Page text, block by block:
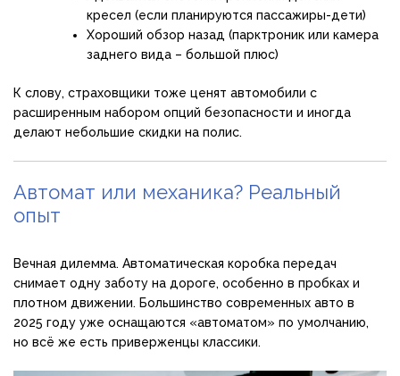
кресел (если планируются пассажиры-дети)
Хороший обзор назад (парктроник или камера
заднего вида – большой плюс)
К слову, страховщики тоже ценят автомобили с
расширенным набором опций безопасности и иногда
делают небольшие скидки на полис.
Автомат или механика? Реальный
опыт
Вечная дилемма. Автоматическая коробка передач
снимает одну заботу на дороге, особенно в пробках и
плотном движении. Большинство современных авто в
2025 году уже оснащаются «автоматом» по умолчанию,
но всё же есть приверженцы классики.